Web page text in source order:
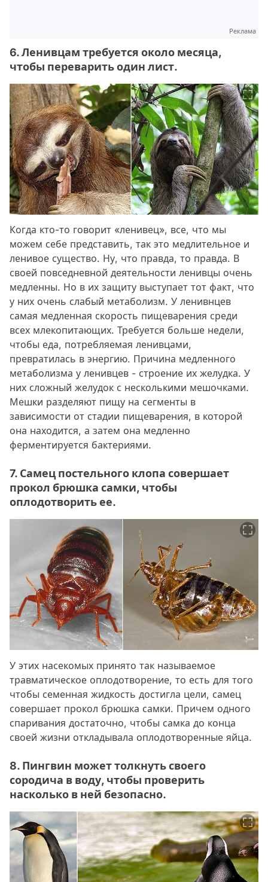
Реклама
6. Ленивцам требуется около месяца,
чтобы переварить один лист.
Когда кто-то говорит «ленивец», все, что мы
можем себе представить, так это медлительное и
ленивое существо. Ну, что правда, то правда. В
своей повседневной деятельности ленивцы очень
медленны. Но в их защиту выступает тот факт, что
у них очень слабый метаболизм. У ленивнцев
самая медленная скорость пищеварения среди
всех млекопитающих. Требуется больше недели,
чтобы еда, потребляемая ленивцами,
превратилась в энергию. Причина медленного
метаболизма у ленивцев - строение их желудка. У
них сложный желудок с несколькими мешочками.
Мешки разделяют пищу на сегменты в
зависимости от стадии пищеварения, в которой
она находится, а затем она медленно
ферментируется бактериями.
7. Самец постельного клопа совершает
прокол брюшка самки, чтобы
оплодотворить ее.
У этих насекомых принято так называемое
травматическое оплодотворение, то есть для того
чтобы семенная жидкость достигла цели, самец
совершает прокол брюшка самки. Причем одного
спаривания достаточно, чтобы самка до конца
своей жизни откладывала оплодотворенные яйца.
8. Пингвин может толкнуть своего
сородича в воду, чтобы проверить
насколько в ней безопасно.